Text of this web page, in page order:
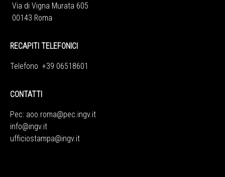
Via di Vigna Murata 605
00143 Roma
RECAPITI TELEFONICI
Telefono +39 06518601
CONTATTI
Pec: aoo.roma@pec.ingv.it
info@ingv.it
ufficiostampa@ingv.it